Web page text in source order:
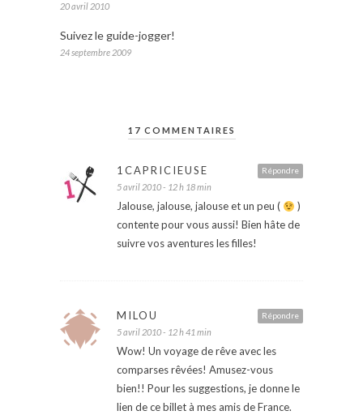
20 avril 2010
Suivez le guide-jogger!
24 septembre 2009
17 COMMENTAIRES
Répondre
1CAPRICIEUSE
5 avril 2010 - 12 h 18 min
Jalouse, jalouse, jalouse et un peu (
)
contente pour vous aussi! Bien hâte de
suivre vos aventures les filles!
Répondre
MILOU
5 avril 2010 - 12 h 41 min
Wow! Un voyage de rêve avec les
comparses rêvées! Amusez-vous
bien!! Pour les suggestions, je donne le
lien de ce billet à mes amis de France.